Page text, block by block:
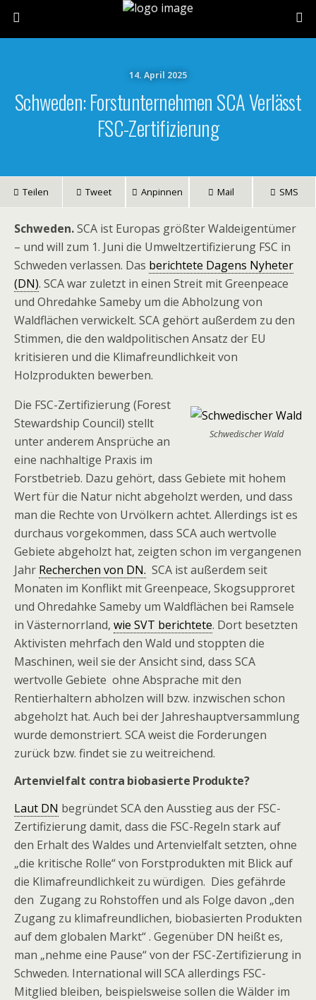
14. April 2025
Schweden: Forstunternehmen SCA Verlässt
FSC-Zertifizierung
Teilen Tweet Anpinnen Mail SMS
Schweden.SCA ist Europas größter Waldeigentümer
– und will zum 1. Juni die Umweltzertifizierung FSC in
Schweden verlassen. Das berichtete Dagens Nyheter
(DN). SCA war zuletzt in einen Streit mit Greenpeace
und Ohredahke Sameby um die Abholzung von
Waldflächen verwickelt. SCA gehört außerdem zu den
Stimmen, die den waldpolitischen Ansatz der EU
kritisieren und die Klimafreundlichkeit von
Holzprodukten bewerben.
Schwedischer Wald
Die FSC-Zertifizierung (Forest
Stewardship Council) stellt
unter anderem Ansprüche an
eine nachhaltige Praxis im
Forstbetrieb. Dazu gehört, dass Gebiete mit hohem
Wert für die Natur nicht abgeholzt werden, und dass
man die Rechte von Urvölkern achtet. Allerdings ist es
durchaus vorgekommen, dass SCA auch wertvolle
Gebiete abgeholzt hat, zeigten schon im vergangenen
Jahr Recherchen von DN. SCA ist außerdem seit
Monaten im Konflikt mit Greenpeace, Skogsupproret
und Ohredahke Sameby um Waldflächen bei Ramsele
in Västernorrland, wie SVT berichtete. Dort besetzten
Aktivisten mehrfach den Wald und stoppten die
Maschinen, weil sie der Ansicht sind, dass SCA
wertvolle Gebiete ohne Absprache mit den
Rentierhaltern abholzen will bzw. inzwischen schon
abgeholzt hat. Auch bei der Jahreshauptversammlung
wurde demonstriert. SCA weist die Forderungen
zurück bzw. findet sie zu weitreichend.
Artenvielfalt contra biobasierte Produkte?
Laut DN begründet SCA den Ausstieg aus der FSC-
Zertifizierung damit, dass die FSC-Regeln stark auf
den Erhalt des Waldes und Artenvielfalt setzten, ohne
„die kritische Rolle“ von Forstprodukten mit Blick auf
die Klimafreundlichkeit zu würdigen. Dies gefährde
den Zugang zu Rohstoffen und als Folge davon „den
Zugang zu klimafreundlichen, biobasierten Produkten
auf dem globalen Markt“ . Gegenüber DN heißt es,
man „nehme eine Pause“ von der FSC-Zertifizierung in
Schweden. International will SCA allerdings FSC-
Mitglied bleiben, beispielsweise sollen die Wälder im